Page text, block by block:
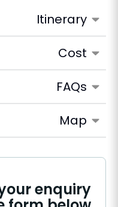
Itinerary
Cost
FAQs
Map
enquiry